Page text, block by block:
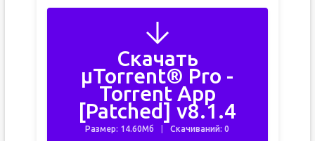
Скачать
µTorrent® Pro -
Torrent App
[Patched] v8.1.4
Размер: 14.60Мб Скачиваний: 0